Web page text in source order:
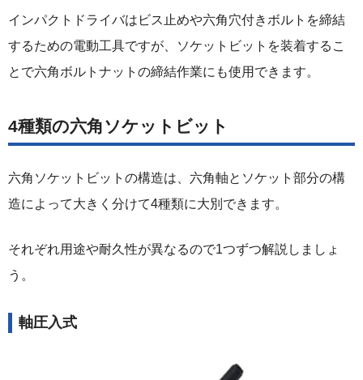
インパクトドライバはビス止めや六角穴付きボルトを締結
するための電動工具ですが、ソケットビットを装着するこ
とで六角ボルトナットの締結作業にも使用できます。
4種類の六角ソケットビット
六角ソケットビットの構造は、六角軸とソケット部分の構
造によって大きく分けて4種類に大別できます。
それぞれ用途や耐久性が異なるので1つずつ解説しましょ
う。
軸圧入式